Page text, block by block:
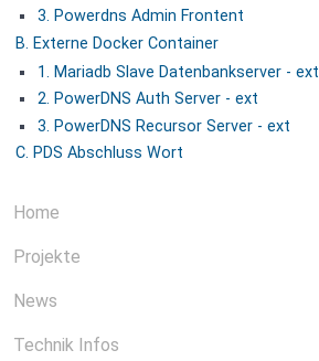
3. Powerdns Admin Frontent
B. Externe Docker Container
1. Mariadb Slave Datenbankserver - ext
2. PowerDNS Auth Server - ext
3. PowerDNS Recursor Server - ext
C. PDS Abschluss Wort
Home
Projekte
News
Technik Infos